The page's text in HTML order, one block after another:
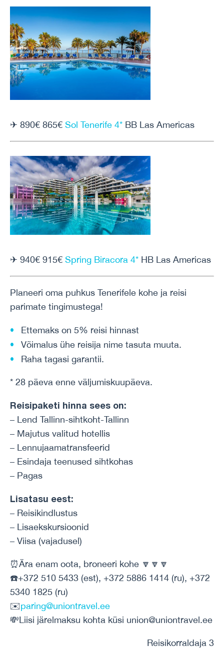
✈ 890€ 865€ Sol Tenerife 4* BB Las Americas
✈ 940€ 915€ Spring Biracora 4* HB Las Americas
Planeeri oma puhkus Tenerifele kohe ja reisi
parimate tingimustega!
Ettemaks on 5% reisi hinnast
Võimalus ühe reisija nime tasuta muuta.
Raha tagasi garantii.
* 28 päeva enne väljumiskuupäeva.
Reisipaketi hinna sees on:
– Lend Tallinn-sihtkoht-Tallinn
– Majutus valitud hotellis
– Lennujaamatransfeerid
– Esindaja teenused sihtkohas
– Pagas
Lisatasu eest:
– Reisikindlustus
– Lisaekskursioonid
– Viisa (vajadusel)
⏰Ära enam oota, broneeri kohe 🔽🔽🔽
☎️+372 510 5433 (est), +372 5886 1414 (ru), +372
5340 1825 (ru)
✉️paring@uniontravel.ee
💸Liisi järelmaksu kohta küsi union@uniontravel.ee
Reisikorraldaja 3